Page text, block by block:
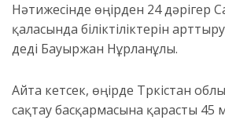
Нәтижесінде өңірден 24 дәрігер
қаласында біліктіліктерін
деді Бауыржан Нұрланұлы.
Айта кетсек, өңірде Түркістан
сақтау басқармасына қарасты 45